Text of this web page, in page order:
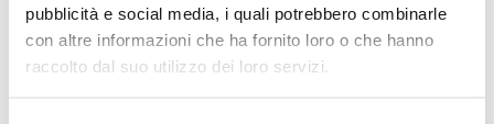
pubblicità e social media, i quali potrebbero combinarle
con altre informazioni che ha fornito loro o che hanno
raccolto dal suo utilizzo dei loro servizi.